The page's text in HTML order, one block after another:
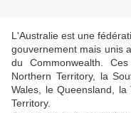
L'Australie est une
gouvernement mais unis
du Commonwealth.
Northern Territory, la
Wales, le Queensland,
Territory.